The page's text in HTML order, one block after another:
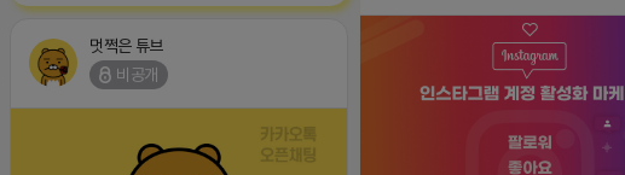
멋쩍은 튜브
비공개